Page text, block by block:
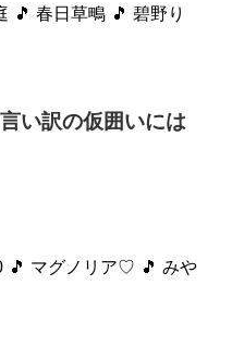
🎵 春日草鴫 🎵 碧野り
い訳の仮囲いには
🎵 マグノリア♡ 🎵 みや